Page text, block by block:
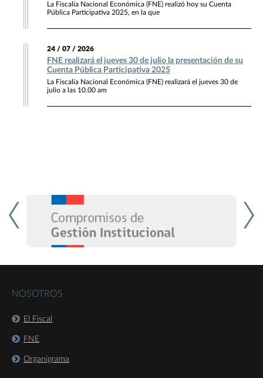
La Fiscalía Nacional Económica (FNE) realizó hoy su Cuenta
Pública Participativa 2025, en la que
24 / 07 / 2026
FNE realizará el jueves 30 de julio la presentación de su
Cuenta Pública Participativa 2025
La Fiscalía Nacional Económica (FNE) realizará el jueves 30 de
julio a las 10.00 am
NOSOTROS
El Fiscal
FNE
Organigrama